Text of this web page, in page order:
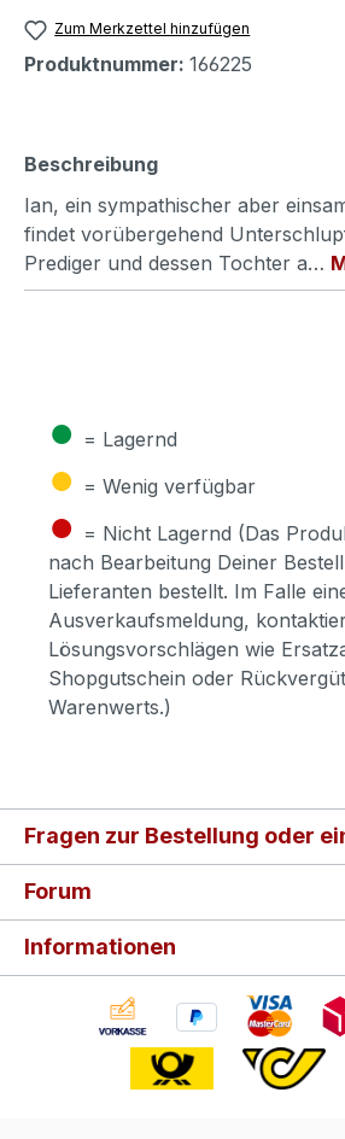
Zum Merkzettel hinzufügen
Produktnummer: 166225
Beschreibung
Ian, ein sympathischer aber
findet vorübergehend
Prediger und dessen Tochter a…
● = Lagernd
● = Wenig verfügbar
● = Nicht Lagernd (Das
nach Bearbeitung Deiner
Lieferanten bestellt. Im Falle
Ausverkaufsmeldung,
Lösungsvorschlägen wie
Shopgutschein oder
Warenwerts.)
Fragen zur Bestellung oder
Forum
Informationen